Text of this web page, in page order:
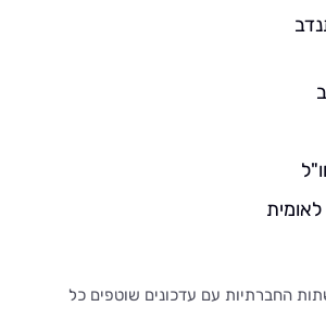
החברתיות עם עדכונים שוטפים כל